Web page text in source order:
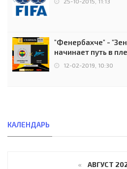
"Фенербахче" -
начинает путь в
12-02-2019, 10:30
КАЛЕНДАРЬ
« АВГУСТ